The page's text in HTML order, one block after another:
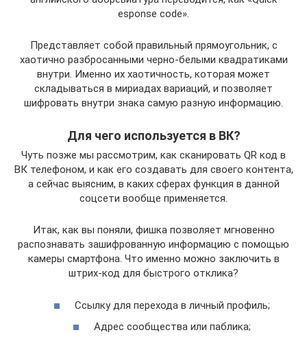
esponse code».
Представляет собой правильный прямоугольник, с
хаотично разбросанными черно-белыми квадратиками
внутри. Именно их хаотичность, которая может
складываться в мириадах вариаций, и позволяет
шифровать внутри знака самую разную информацию.
Для чего используется в ВК?
Чуть позже мы рассмотрим, как сканировать QR код в
ВК телефоном, и как его создавать для своего контента,
а сейчас выясним, в каких сферах функция в данной
соцсети вообще применяется.
Итак, как вы поняли, фишка позволяет мгновенно
распознавать зашифрованную информацию с помощью
камеры смартфона. Что именно можно заключить в
штрих-код для быстрого отклика?
Ссылку для перехода в личный профиль;
Адрес сообщества или паблика;